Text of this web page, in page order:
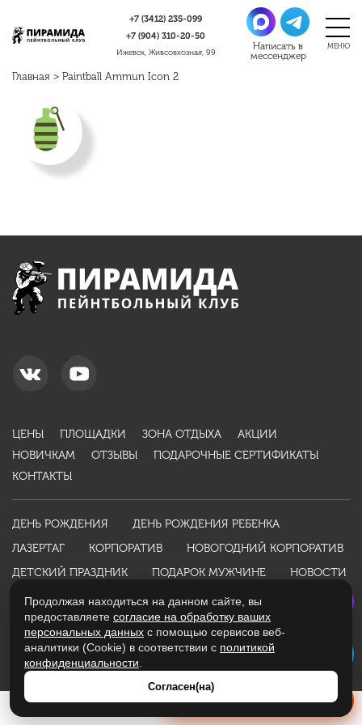
Получить расчет стоимости
Продолжая находиться на данном сайте, вы
предоставляете согласие на обработку ваших
персональных данных с помощью сервисов веб-
аналитики (Cookie) в соответствии с политикой
конфиденциальности
Согласен(на)
+7 (3412) 235-099
+7 (904) 310-20-50
Ижевск, Живсовхозная, 99
Главная > Paintball Ammun Icon 2
ЦЕНЫ ПЛОЩАДКИ ЗОНА ОТДЫХА
АКЦИИ
НОВИЧКАМ
ОТЗЫВЫ
ПОДАРОЧНЫЕ СЕРТИФИКАТЫ
КОНТАКТЫ
ДЕНЬ РОЖДЕНИЯ
ДЕНЬ РОЖДЕНИЯ РЕБЕНКА
ЛАЗЕРТАГ
КОРПОРАТИВ
НОВОГОДНИЙ КОРПОРАТИВ
ДЕТСКИЙ ПРАЗДНИК
ПОДАРОК МУЖЧИНЕ
НОВОСТИ
ИНФОРМАЦИЯ
Политика конфиденциальности
Оферта
Разработано студиейWebKingв 2016 году